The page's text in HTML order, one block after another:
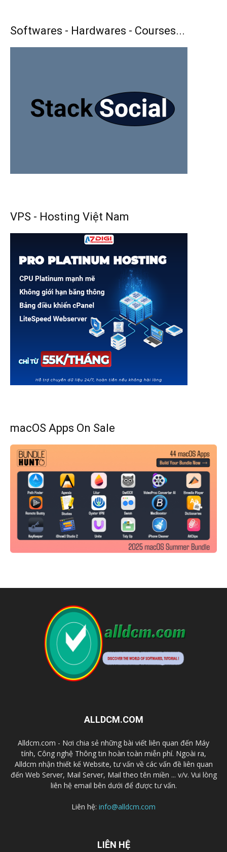
Softwares - Hardwares - Courses...
VPS - Hosting Việt Nam
macOS Apps On Sale
ALLDCM.COM
Alldcm.com - Nơi chia sẻ những bài viết liên quan đến Máy
tính, Công nghệ Thông tin hoàn toàn miễn phí. Ngoài ra,
Alldcm nhận thiết kế Website, tư vấn về các vấn đề liên quan
đến Web Server, Mail Server, Mail theo tên miền ... v/v. Vui lòng
liên hệ email bên dưới để được tư vấn.
Liên hệ: info@alldcm.com
LIÊN HỆ